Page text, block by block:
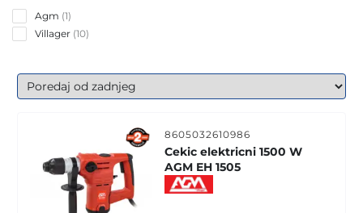
Agm 11
product
Villager 1010
8605032610986
Cekic elektricni 1500 W
AGM EH 1505